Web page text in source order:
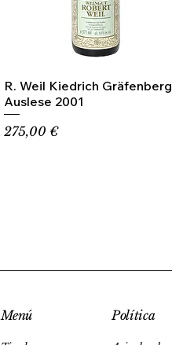
R. Weil Kiedrich Gräfenberg
Auslese 2001
Precio
275,00 €
Menú Política